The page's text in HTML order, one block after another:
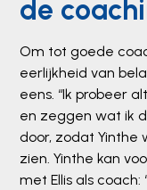
de
Om tot goede
eerlijkheid van
eens. “Ik probeer
en zeggen wat ik
door, zodat
zien. Yinthe kan
met Ellis als coach: